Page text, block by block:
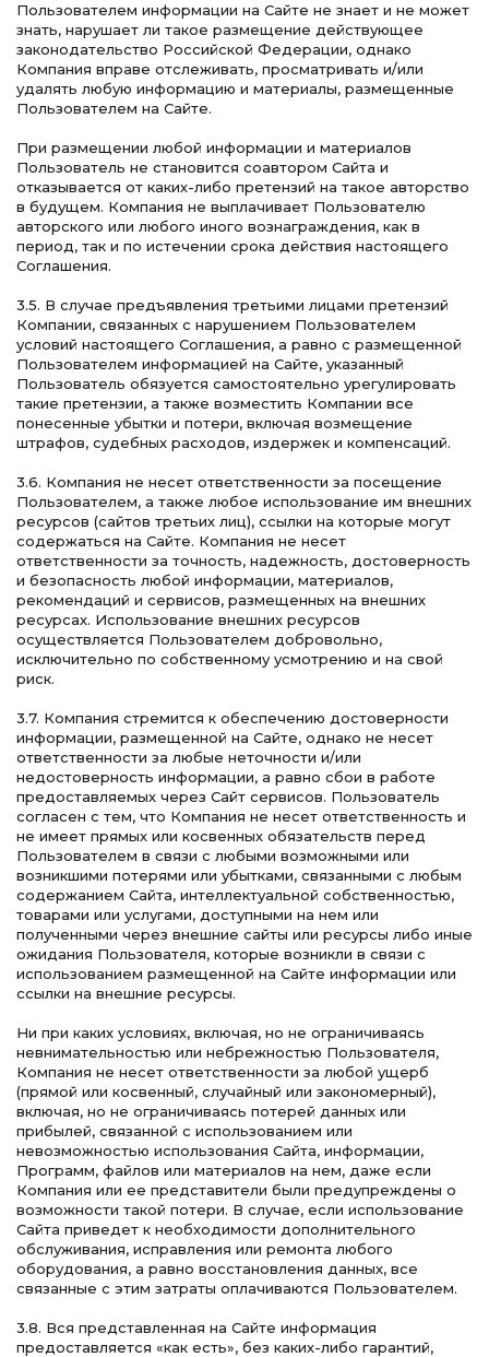
Пользователем информации на Сайте не знает и не может
знать, нарушает ли такое размещение действующее
законодательство Российской Федерации, однако
Компания вправе отслеживать, просматривать и/или
удалять любую информацию и материалы, размещенные
Пользователем на Сайте.
При размещении любой информации и материалов
Пользователь не становится соавтором Сайта и
отказывается от каких-либо претензий на такое авторство
в будущем. Компания не выплачивает Пользователю
авторского или любого иного вознаграждения, как в
период, так и по истечении срока действия настоящего
Соглашения.
3.5. В случае предъявления третьими лицами претензий
Компании, связанных с нарушением Пользователем
условий настоящего Соглашения, а равно с размещенной
Пользователем информацией на Сайте, указанный
Пользователь обязуется самостоятельно урегулировать
такие претензии, а также возместить Компании все
понесенные убытки и потери, включая возмещение
штрафов, судебных расходов, издержек и компенсаций.
3.6. Компания не несет ответственности за посещение
Пользователем, а также любое использование им внешних
ресурсов (сайтов третьих лиц), ссылки на которые могут
содержаться на Сайте. Компания не несет
ответственности за точность, надежность, достоверность
и безопасность любой информации, материалов,
рекомендаций и сервисов, размещенных на внешних
ресурсах. Использование внешних ресурсов
осуществляется Пользователем добровольно,
исключительно по собственному усмотрению и на свой
риск.
3.7. Компания стремится к обеспечению достоверности
информации, размещенной на Сайте, однако не несет
ответственности за любые неточности и/или
недостоверность информации, а равно сбои в работе
предоставляемых через Сайт сервисов. Пользователь
согласен с тем, что Компания не несет ответственность и
не имеет прямых или косвенных обязательств перед
Пользователем в связи с любыми возможными или
возникшими потерями или убытками, связанными с любым
содержанием Сайта, интеллектуальной собственностью,
товарами или услугами, доступными на нем или
полученными через внешние сайты или ресурсы либо иные
ожидания Пользователя, которые возникли в связи с
использованием размещенной на Сайте информации или
ссылки на внешние ресурсы.
Ни при каких условиях, включая, но не ограничиваясь
невнимательностью или небрежностью Пользователя,
Компания не несет ответственности за любой ущерб
(прямой или косвенный, случайный или закономерный),
включая, но не ограничиваясь потерей данных или
прибылей, связанной с использованием или
невозможностью использования Сайта, информации,
Программ, файлов или материалов на нем, даже если
Компания или ее представители были предупреждены о
возможности такой потери. В случае, если использование
Сайта приведет к необходимости дополнительного
обслуживания, исправления или ремонта любого
оборудования, а равно восстановления данных, все
связанные с этим затраты оплачиваются Пользователем.
3.8. Вся представленная на Сайте информация
предоставляется «как есть», без каких-либо гарантий,